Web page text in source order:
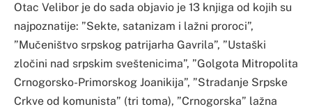
Otac Velibor je do sada objavio je 13 knjiga od kojih su
najpoznatije: ”Sekte, satanizam i lažni proroci”,
”Mučeništvo srpskog patrijarha Gavrila”, ”Ustaški
zločini nad srpskim sveštenicima”, ”Golgota Mitropolita
Crnogorsko-Primorskog Joanikija”, ”Stradanje Srpske
Crkve od komunista” (tri toma), ”Crnogorska” lažna